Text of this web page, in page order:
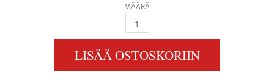
MÄÄRÄ
1/2" T-KAPPALE (AISI 316) QUANTITY
LISÄÄ OSTOSKORIIN